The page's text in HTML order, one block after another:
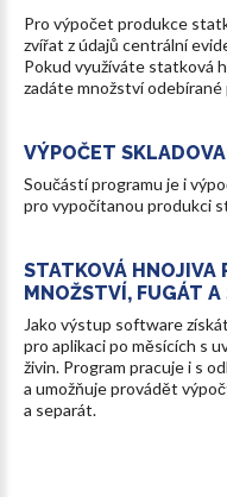
Pro výpočet produkce
zvířat z údajů centrální
Pokud využíváte statková
zadáte množství odebírané
VÝPOČET
Součástí programu je i
pro vypočítanou produkci
STATKOVÁ HNOJIVA
MNOŽSTVÍ, FUGÁT A
Jako výstup software
pro aplikaci po měsících s
živin. Program pracuje i s
a umožňuje provádět
a separát.